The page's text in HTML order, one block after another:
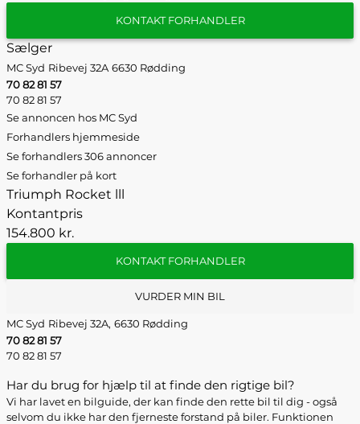
KONTAKT FORHANDLER
Sælger
MC Syd Ribevej 32A 6630 Rødding
70 82 81 57
70 82 81 57
Se annoncen hos MC Syd
Forhandlers hjemmeside
Se forhandlers 306 annoncer
Se forhandler på kort
Triumph Rocket lll
Kontantpris
154.800 kr.
KONTAKT FORHANDLER
VURDER MIN BIL
MC Syd Ribevej 32A, 6630 Rødding
70 82 81 57
70 82 81 57
Har du brug for hjælp til at finde den rigtige bil?
Vi har lavet en bilguide, der kan finde den rette bil til dig - også
selvom du ikke har den fjerneste forstand på biler. Funktionen